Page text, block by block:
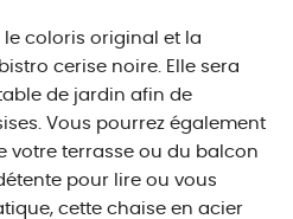
le coloris original et la
cerise noire. Elle sera
de jardin afin de
Vous pourrez également
votre terrasse ou du balcon
pour lire ou vous
cette chaise en acier